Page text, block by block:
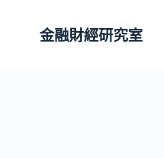
金融財經研究室